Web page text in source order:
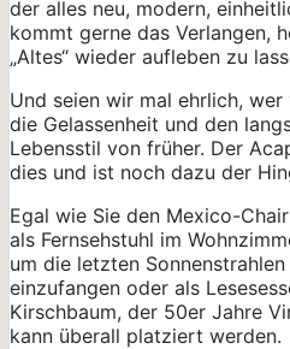
der alles neu, modern,
kommt gerne das Verlangen,
„Altes“ wieder aufleben zu
Und seien wir mal ehrlich,
die Gelassenheit und den
Lebensstil von früher. Der
dies und ist noch dazu der
Egal wie Sie den Mexico-
als Fernsehstuhl im
um die letzten
einzufangen oder als
Kirschbaum, der 50er Jahre
kann überall platziert werden.